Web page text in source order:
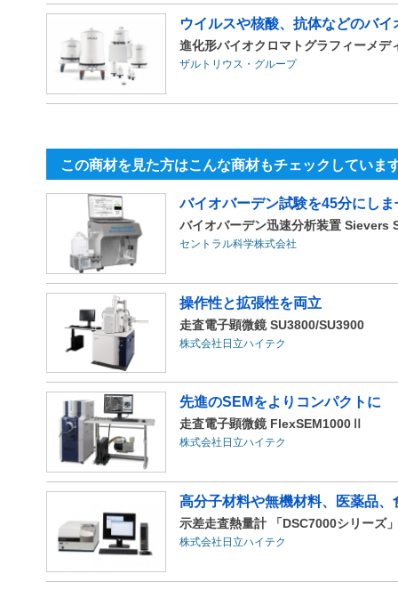
ウイルスや核酸、抗体などのバ
進化形バイオクロマトグラフィーメ
ザルトリウス・グループ
この商材を見た方はこんな商材もチェックしていま
バイオバーデン試験を45分にしま
バイオバーデン迅速分析装置 Sievers
セントラル科学株式会社
操作性と拡張性を両立
走査電子顕微鏡 SU3800/SU3900
株式会社日立ハイテク
先進のSEMをよりコンパクトに
走査電子顕微鏡 FlexSEM1000Ⅱ
株式会社日立ハイテク
高分子材料や無機材料、医薬品
示差走査熱量計 「DSC7000シリーズ」
株式会社日立ハイテク